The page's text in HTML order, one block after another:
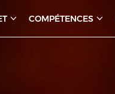
COMPÉTENCES